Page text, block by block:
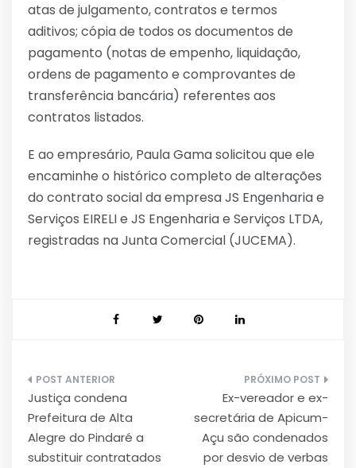
atas de julgamento, contratos e termos
aditivos; cópia de todos os documentos de
pagamento (notas de empenho, liquidação,
ordens de pagamento e comprovantes de
transferência bancária) referentes aos
contratos listados.
E ao empresário, Paula Gama solicitou que ele
encaminhe o histórico completo de alterações
do contrato social da empresa JS Engenharia e
Serviços EIRELI e JS Engenharia e Serviços LTDA,
registradas na Junta Comercial (JUCEMA).
Navegação
de
Post
Justiça condena
Prefeitura de Alta
Alegre do Pindaré a
substituir contratados
Ex-vereador e ex-
secretária de Apicum-
Açu são condenados
por desvio de verbas